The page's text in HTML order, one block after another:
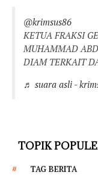
@krimsus86
KETUA FRAKSI
MUHAMMAD
DIAM TERKAIT
♬ suara asli -
TOPIK
TAG BERITA